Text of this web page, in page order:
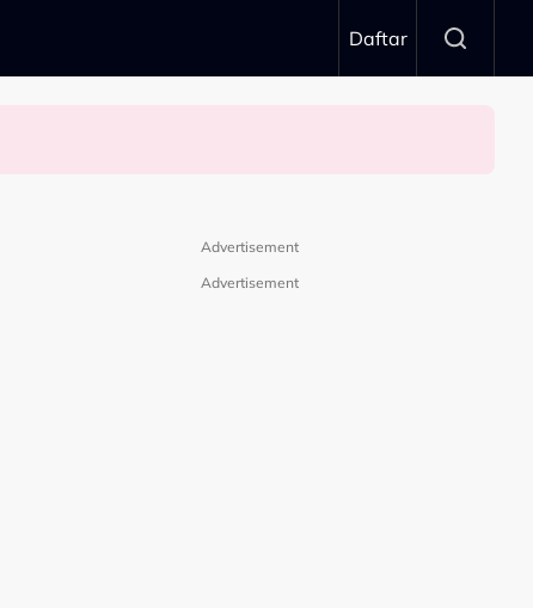
Daftar
Advertisement
Advertisement